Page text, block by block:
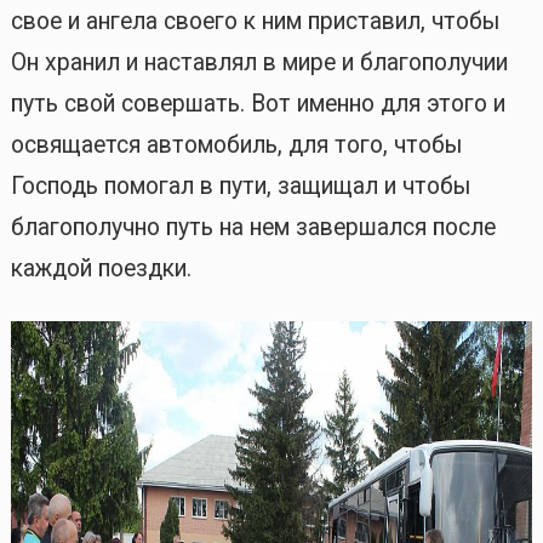
свое и ангела своего к ним приставил, чтобы
Он хранил и наставлял в мире и благополучии
путь свой совершать. Вот именно для этого и
освящается автомобиль, для того, чтобы
Господь помогал в пути, защищал и чтобы
благополучно путь на нем завершался после
каждой поездки.